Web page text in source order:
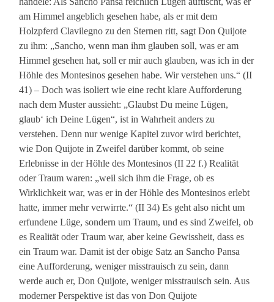
am Himmel angeblich gesehen habe, als er mit dem
Holzpferd Clavilegno zu den Sternen ritt, sagt Don Quijote
zu ihm: „Sancho, wenn man ihm glauben soll, was er am
Himmel gesehen hat, soll er mir auch glauben, was ich in der
Höhle des Montesinos gesehen habe. Wir verstehen uns.“ (II
41) – Doch was isoliert wie eine recht klare Aufforderung
nach dem Muster aussieht: „Glaubst Du meine Lügen,
glaub‘ ich Deine Lügen“, ist in Wahrheit anders zu
verstehen. Denn nur wenige Kapitel zuvor wird berichtet,
wie Don Quijote in Zweifel darüber kommt, ob seine
Erlebnisse in der Höhle des Montesinos (II 22 f.) Realität
oder Traum waren: „weil sich ihm die Frage, ob es
Wirklichkeit war, was er in der Höhle des Montesinos erlebt
hatte, immer mehr verwirrte.“ (II 34) Es geht also nicht um
erfundene Lüge, sondern um Traum, und es sind Zweifel, ob
es Realität oder Traum war, aber keine Gewissheit, dass es
ein Traum war. Damit ist der obige Satz an Sancho Pansa
eine Aufforderung, weniger misstrauisch zu sein, dann
werde auch er, Don Quijote, weniger misstrauisch sein. Aus
moderner Perspektive ist das von Don Quijote